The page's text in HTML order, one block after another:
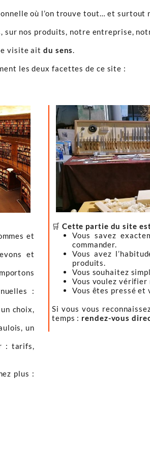
où l’on trouve tout… et surtout
sur nos produits, notre entreprise,
visite aitdu sens.
les deux facettes de ce site :
🛒 Cette partie du site
Vous savez
commander.
Vous avez
produits.
Vous souhaitez
Vous voulez vérifier
Vous êtes pressé et
Si vous vous
temps : rendez-vous
et
et
:
choix,
un
: tarifs,
plus :